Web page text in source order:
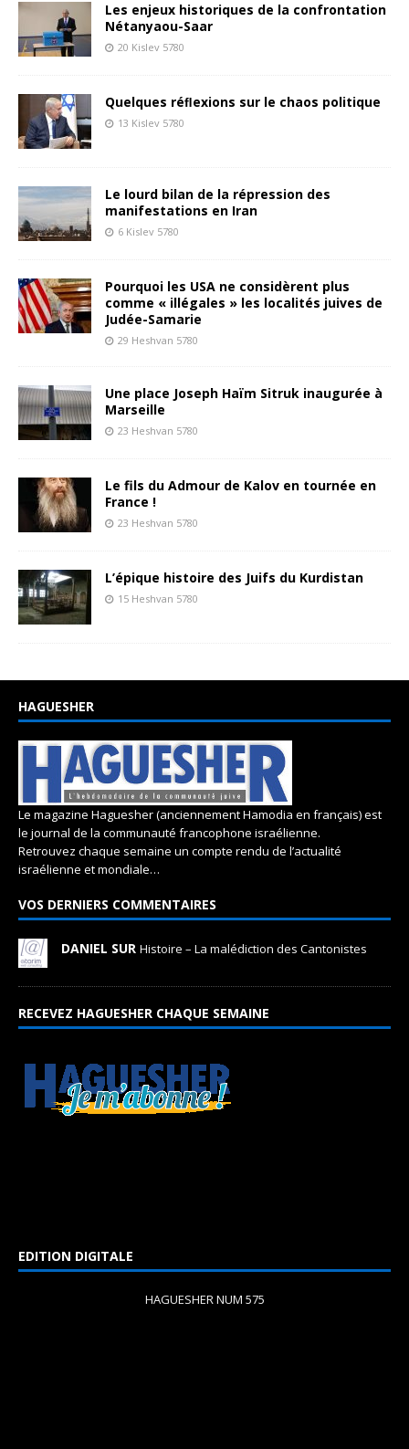
Les enjeux historiques de la confrontation
Nétanyaou-Saar
20 Kislev 5780
Quelques réﬂexions sur le chaos politique
13 Kislev 5780
Le lourd bilan de la répression des
manifestations en Iran
6 Kislev 5780
Pourquoi les USA ne considèrent plus
comme « illégales » les localités juives de
Judée-Samarie
29 Heshvan 5780
Une place Joseph Haïm Sitruk inaugurée à
Marseille
23 Heshvan 5780
Le fils du Admour de Kalov en tournée en
France !
23 Heshvan 5780
L’épique histoire des Juifs du Kurdistan
15 Heshvan 5780
HAGUESHER
Le magazine Haguesher (anciennement Hamodia en français) est
le journal de la communauté francophone israélienne.
Retrouvez chaque semaine un compte rendu de l’actualité
israélienne et mondiale…
VOS DERNIERS COMMENTAIRES
DANIEL SUR Histoire – La malédiction des Cantonistes
RECEVEZ HAGUESHER CHAQUE SEMAINE
EDITION DIGITALE
HAGUESHER NUM 575